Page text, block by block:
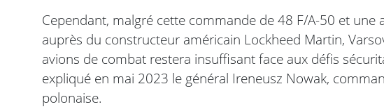
Cependant, malgré cette commande de 48 F/A-50 et une
auprès du constructeur américain Lockheed Martin,
avions de combat restera insuffisant face aux défis
expliqué en mai 2023 le général Ireneusz Nowak,
polonaise.